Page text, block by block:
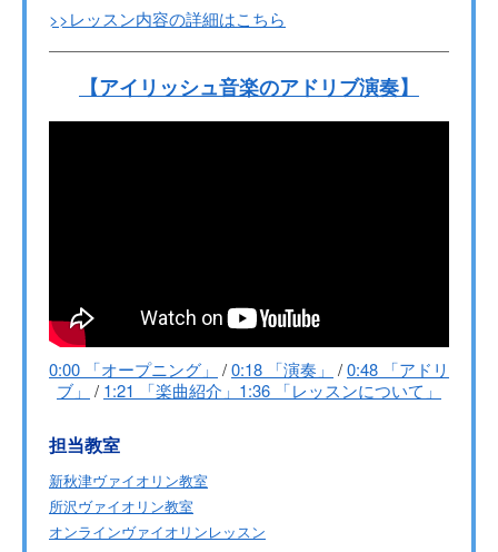
>>レッスン内容の詳細はこちら
【アイリッシュ音楽のアドリブ演奏】
0:00 「オープニング」 /0:18 「演奏」 /0:48 「アドリ
ブ」
/ 1:21 「楽曲紹介」 1:36 「レッスンについて」
担当教室
新秋津ヴァイオリン教室
所沢ヴァイオリン教室
オンラインヴァイオリンレッスン